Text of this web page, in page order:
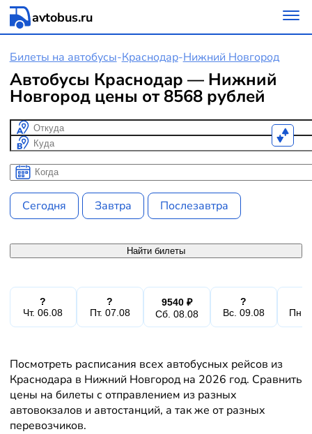
avtobus.ru
Билеты на автобусы-Краснодар-Нижний Новгород
Автобусы Краснодар — Нижний
Новгород цены от 8568 рублей
Откуда
Куда
Когда
Когда
Сегодня Завтра Послезавтра
Найти билеты
?
Чт. 06.08
?
Пт. 07.08
9540 ₽
Сб. 08.08
?
Вс. 09.08
Пн.
Посмотреть расписания всех автобусных рейсов из
Краснодара в Нижний Новгород на 2026 год. Сравнить
цены на билеты с отправлением из разных
автовокзалов и автостанций, а так же от разных
перевозчиков.